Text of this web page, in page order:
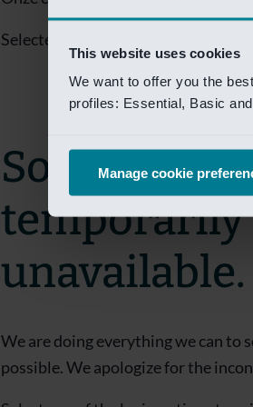
This website uses cookies
We want to offer you the
profiles: Essential, Basic
Manage cookie
Selecteer een van de login opties
Sorry! This
temporarily
unavailable.
We are doing everything we can to
possible. We apologize for the